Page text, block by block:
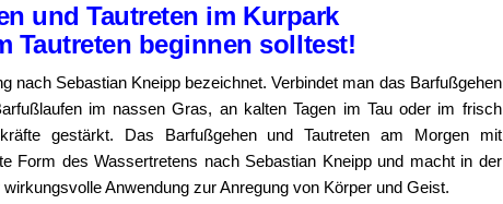
und Tautreten im Kurpark
Tautreten beginnen solltest!
nach Sebastian Kneipp bezeichnet. Verbindet man das Barfußgehen
im nassen Gras, an kalten Tagen im Tau oder im frisch
gestärkt. Das Barfußgehen und Tautreten am Morgen mit
Form des Wassertretens nach Sebastian Kneipp und macht in der
Anwendung zur Anregung von Körper und Geist.